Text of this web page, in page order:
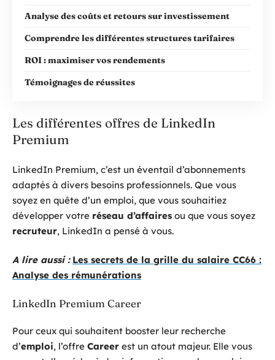
Analyse des coûts et retours sur investissement
Comprendre les différentes structures tarifaires
ROI : maximiser vos rendements
Témoignages de réussites
Les différentes offres de LinkedIn
Premium
LinkedIn Premium, c’est un éventail d’abonnements
adaptés à divers besoins professionnels. Que vous
soyez en quête d’un emploi, que vous souhaitiez
développer votre réseau d’affaires ou que vous soyez
recruteur, LinkedIn a pensé à vous.
A lire aussi : Les secrets de la grille du salaire CC66 :
Analyse des rémunérations
LinkedIn Premium Career
Pour ceux qui souhaitent booster leur recherche
d’emploi, l’offre Career est un atout majeur. Elle vous